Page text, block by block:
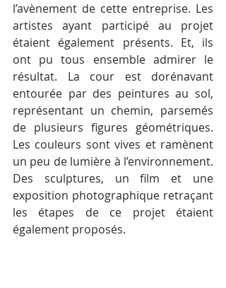
l’avènement de cette entreprise. Les
artistes ayant participé au projet
étaient également présents. Et, ils
ont pu tous ensemble admirer le
résultat. La cour est dorénavant
entourée par des peintures au sol,
représentant un chemin, parsemés
de plusieurs figures géométriques.
Les couleurs sont vives et ramènent
un peu de lumière à l’environnement.
Des sculptures, un film et une
exposition photographique retraçant
les étapes de ce projet étaient
également proposés.